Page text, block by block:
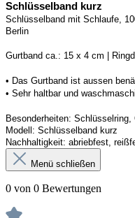
Schlüsselband kurz
Schlüsselband mit Schlaufe,
Berlin
Gurtband ca.: 15 x 4 cm | R
• Das Gurtband ist aussen
• Sehr haltbar und
Besonderheiten:
Modell: Schlüsselband kurz
Nachhaltigkeit: abriebfest,
Menü schließen
0 von 0 Bewertungen